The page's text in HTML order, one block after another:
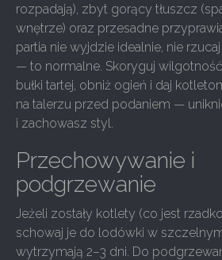
rozpadają), zbyt gorący tłuszcz
wnętrze) oraz przesadne
partia nie wyjdzie idealnie, nie
— to normalne. Skoryguj
bułki tartej, obniż ogień i daj
na talerzu przed podaniem —
i zachowasz styl.
Przechowywanie i
podgrzewanie
Jeżeli zostały kotlety (co jest
schowaj je do lodówki w
wytrzymają 2–3 dni. Do